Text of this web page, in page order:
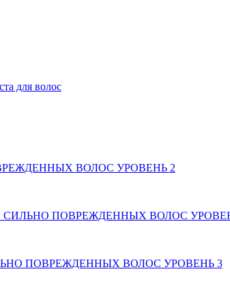
для волос
ВОЛОС УРОВЕНЬ 2
СИЛЬНО ПОВРЕЖДЕННЫХ ВОЛОС
ПОВРЕЖДЕННЫХ ВОЛОС УРОВЕНЬ 3